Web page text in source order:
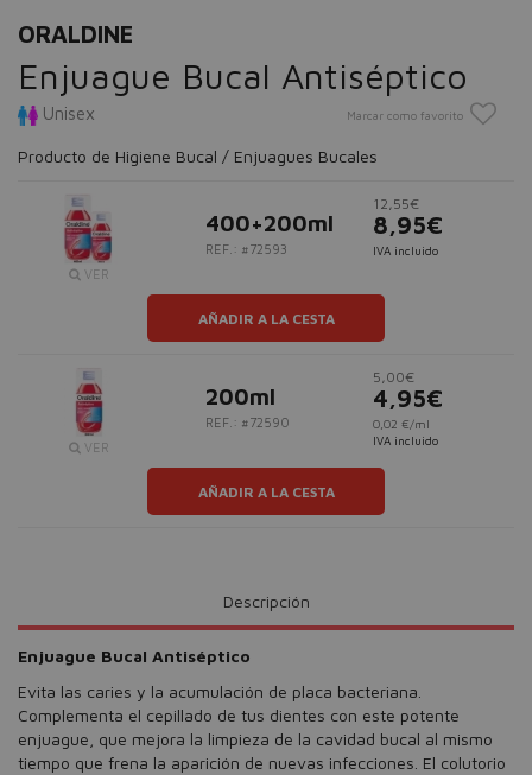
ORALDINE
Enjuague Bucal Antiséptico
Unisex Marcar como favorito
Producto de Higiene Bucal / Enjuagues Bucales
VER
400+200ml
REF.: #72593
12,55€
8,95€
IVA incluido
AÑADIR A LA CESTA
VER
200ml
REF.: #72590
5,00€
4,95€
0,02 €/ml
IVA incluido
AÑADIR A LA CESTA
Descripción
Enjuague Bucal Antiséptico
Evita las caries y la acumulación de placa bacteriana.
Complementa el cepillado de tus dientes con este potente
enjuague, que mejora la limpieza de la cavidad bucal al mismo
tiempo que frena la aparición de nuevas infecciones. El colutorio